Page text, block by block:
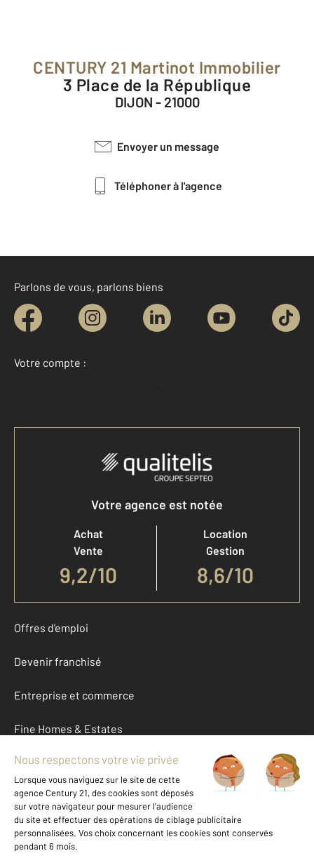
CENTURY 21 Martinot Immobilier
3 Place de la République
DIJON - 21000
Envoyer un message
Téléphoner à l'agence
Parlons de vous, parlons biens
Votre compte :
Accéder à mon compte
Votre agence est notée
Achat
Vente
9,2/10
Location
Gestion
8,6/10
Offres d'emploi
Devenir franchisé
Entreprise et commerce
Fine Homes & Estates
À propos
International
Nous contacter